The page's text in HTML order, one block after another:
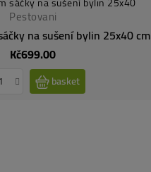
Pestovani
na sušení bylin 25x40 cm
Kč699.00Price
basket